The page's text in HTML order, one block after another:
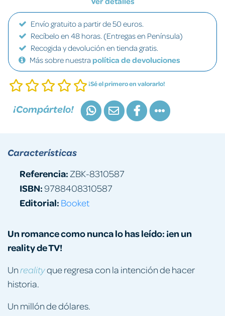
Envío gratuito a partir de 50 euros.
Recíbelo en 48 horas. (Entregas en Península)
Recogida y devolución en tienda gratis.
Más sobre nuestra política de devoluciones
¡Sé el primero en valorarlo!
¡Compártelo!
Un romance como nunca lo has leído: ¡en un
reality de TV!
Unrealityque regresa con la intención de hacer
historia.
Un millón de dólares.
Características
Referencia: ZBK-8310587
ISBN:9788408310587
Editorial: Booket